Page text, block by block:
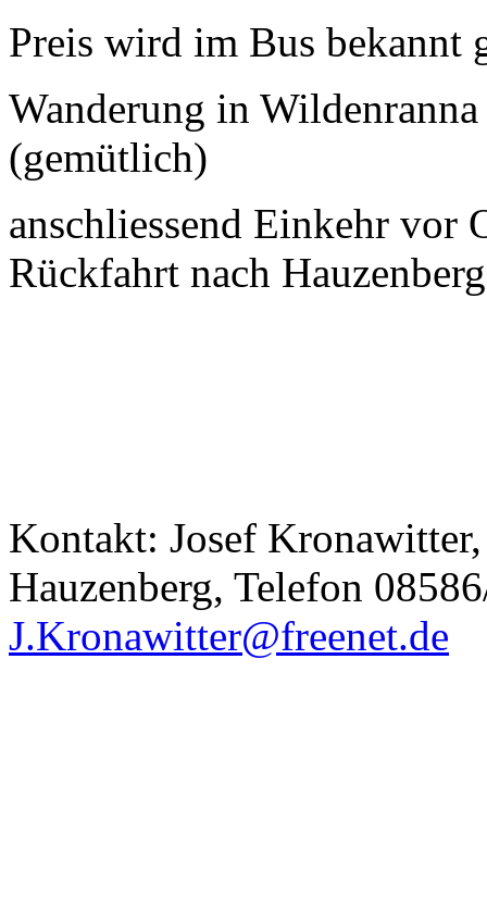
Preis wird im Bus bekannt
Wanderung in
(gemütlich)
anschliessend Einkehr vor
Rückfahrt nach
Kontakt: Josef
Hauzenberg, Telefon
J.Kronawitter@freenet.de